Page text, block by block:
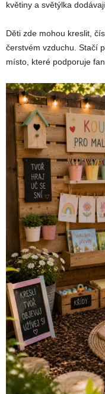
květiny a světýlka
Děti zde mohou kreslit,
čerstvém vzduchu. Stačí
místo, které podporuje